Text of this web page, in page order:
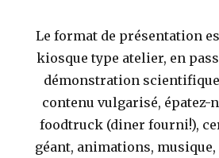
Le format de présentation
kiosque type atelier, en
démonstration scientifique
contenu vulgarisé, épatez-
foodtruck (diner fourni!),
géant, animations,